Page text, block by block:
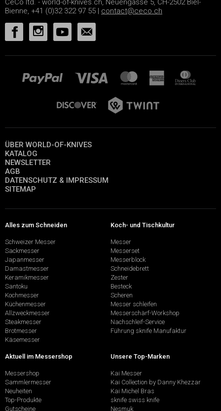
CeCo ltd. - world-of-knives.ch, Neuengasse 5, CH-2502 Biel-
Bienne, +41 (0)32 322 97 55 | contact@ceco.ch
ÜBER WORLD-OF-KNIVES
KATALOG
NEWSLETTER
AGB
DATENSCHUTZ & IMPRESSUM
SITEMAP
Alles zum Schneiden
Schweizer Messer
Sackmesser
Japanmesser
Damastmesser
Keramikmesser
Santoku
Kochmesser
Küchenmesser
Allzweckmesser
Steakmesser
Brotmesser
Käsemesser
Koch- und Tischkultur
Messer
Messerset
Messerblock
Schneidebrett
Zester
Besteck
Scheren
Messer schleifen
Messerschärf-Workshop
Nachschleif-Service
Führung sknife Manufaktur
Aktuell im Messershop
Messershop
Sammlermesser
Neuheiten
Top-Produkte
Gutscheine
Unsere Top-Marken
Kai Messer
Kai Collection by Danny Khezzar
Kai Michel Bras
sknife swiss knife
Nesmuk